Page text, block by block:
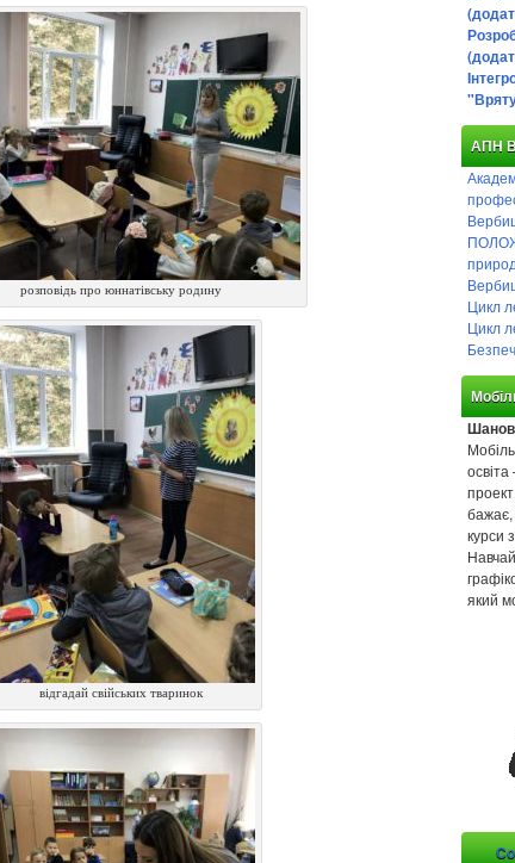
розповідь про юннатівську родину
відгадай свійських тваринок
АПН
Цикл
Цикл
бажає,
курси з
який